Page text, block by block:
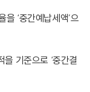
‘중간예납세액’으
기준으로 ‘중간결